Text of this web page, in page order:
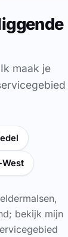
Ik maak je
bekijk mijn